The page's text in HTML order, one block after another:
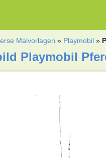
Malvorlagen » Playmobil »
Playmobil